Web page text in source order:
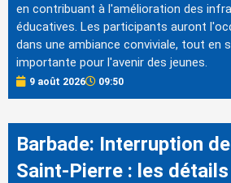
en contribuant à l'amélioration des
éducatives. Les participants auront
dans une ambiance conviviale, tout en
importante pour l'avenir des jeunes.
9 août 2026 09:50
Barbade: Interruption de
Saint-Pierre : les